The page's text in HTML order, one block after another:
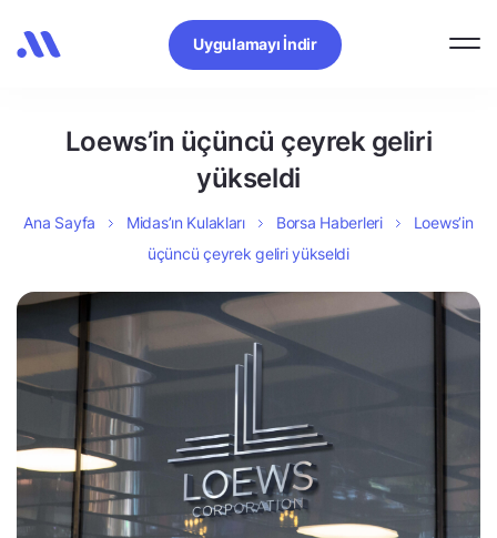
Uygulamayı İndir
Loews’in üçüncü çeyrek geliri
yükseldi
Ana Sayfa Midas’ın Kulakları Borsa Haberleri
Loews’in
üçüncü çeyrek geliri yükseldi